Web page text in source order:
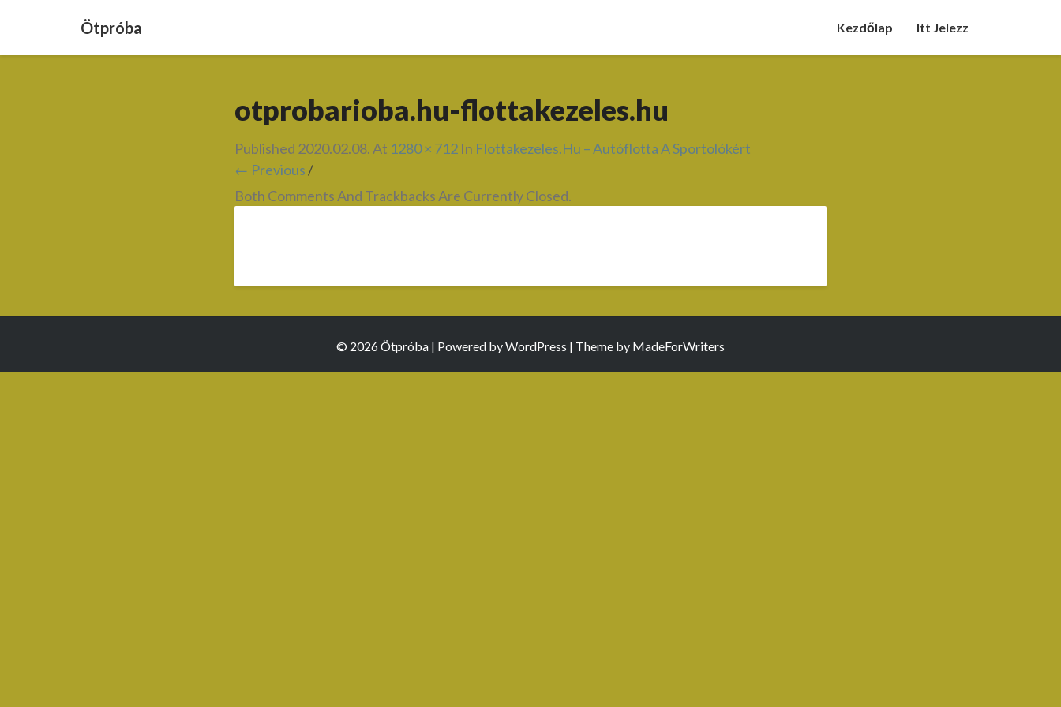
Ötpróba Kezdőlap Itt Jelezz
otprobarioba.hu-flottakezeles.hu
Published 2020.02.08. At 1280 × 712 In Flottakezeles.hu – Autóflotta A Sportolókért
← Previous/
Both Comments And Trackbacks Are Currently Closed.
© 2026 Ötpróba | Powered byWordPress | Theme by MadeForWriters